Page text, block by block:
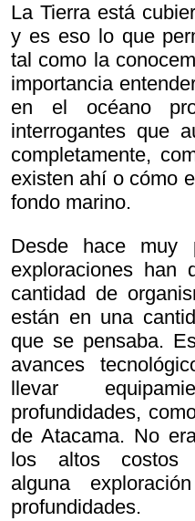
La Tierra está
y es eso lo que
tal como la
importancia
en el océano
interrogantes que
completamente,
existen ahí o cómo
fondo marino.
Desde hace muy
exploraciones han
cantidad de
están en una
que se pensaba.
avances
llevar
profundidades,
de Atacama. No
los altos costos
alguna
profundidades.